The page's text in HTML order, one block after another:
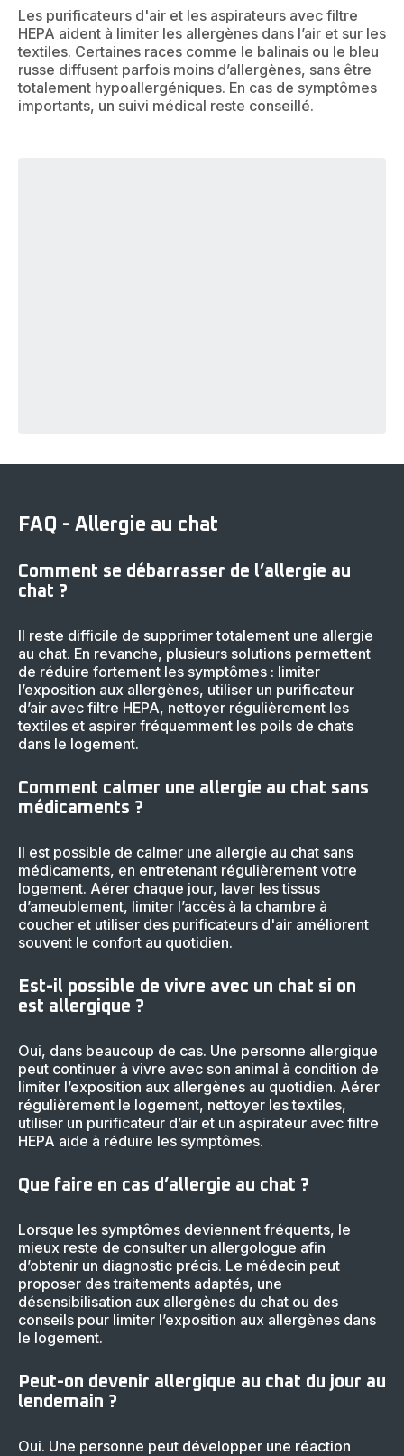
Les purificateurs d'air et les aspirateurs avec filtre
HEPA aident à limiter les allergènes dans l’air et sur les
textiles. Certaines races comme le balinais ou le bleu
russe diffusent parfois moins d’allergènes, sans être
totalement hypoallergéniques. En cas de symptômes
importants, un suivi médical reste conseillé.
FAQ - Allergie au chat
Comment se débarrasser de l’allergie au
chat ?
Il reste difficile de supprimer totalement une allergie
au chat. En revanche, plusieurs solutions permettent
de réduire fortement les symptômes : limiter
l’exposition aux allergènes, utiliser un purificateur
d’air avec filtre HEPA, nettoyer régulièrement les
textiles et aspirer fréquemment les poils de chats
dans le logement.
Comment calmer une allergie au chat sans
médicaments ?
Il est possible de calmer une allergie au chat sans
médicaments, en entretenant régulièrement votre
logement. Aérer chaque jour, laver les tissus
d’ameublement, limiter l’accès à la chambre à
coucher et utiliser des purificateurs d'air améliorent
souvent le confort au quotidien.
Est-il possible de vivre avec un chat si on
est allergique ?
Oui, dans beaucoup de cas. Une personne allergique
peut continuer à vivre avec son animal à condition de
limiter l’exposition aux allergènes au quotidien. Aérer
régulièrement le logement, nettoyer les textiles,
utiliser un purificateur d’air et un aspirateur avec filtre
HEPA aide à réduire les symptômes.
Que faire en cas d’allergie au chat ?
Lorsque les symptômes deviennent fréquents, le
mieux reste de consulter un allergologue afin
d’obtenir un diagnostic précis. Le médecin peut
proposer des traitements adaptés, une
désensibilisation aux allergènes du chat ou des
conseils pour limiter l’exposition aux allergènes dans
le logement.
Peut-on devenir allergique au chat du jour au
lendemain ?
Oui. Une personne peut développer une réaction